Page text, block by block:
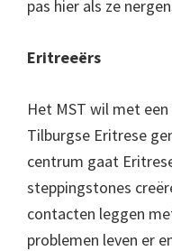
pas hier als ze
Eritreeërs
Het MST wil met
Tilburgse Eritrese
centrum gaat
steppingstones
contacten leggen
problemen leven er